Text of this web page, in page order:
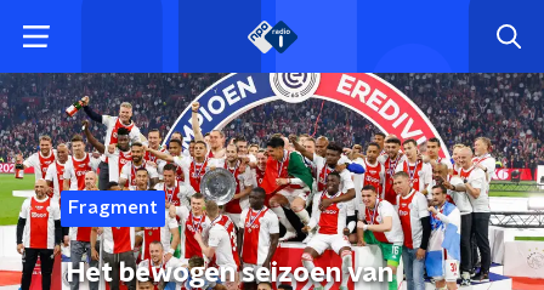
Fragment
Het bewogen seizoen van